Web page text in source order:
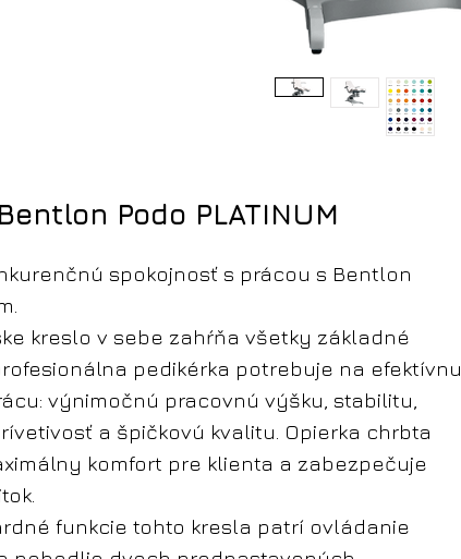
Bentlon Podo PLATINUM
spokojnosť s prácou s Bentlon
kreslo v sebe zahŕňa všetky základné
pedikérka potrebuje na efektívnu
výnimočnú pracovnú výšku, stabilitu,
a špičkovú kvalitu. Opierka chrbta
komfort pre klienta a zabezpečuje
funkcie tohto kresla patrí ovládanie